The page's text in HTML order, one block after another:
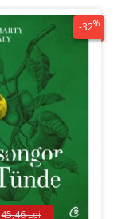
-32%
45,46 Lei